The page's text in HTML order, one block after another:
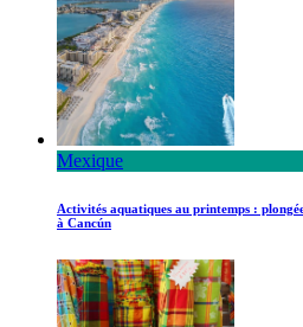
Mexique
Activités aquatiques au printemps :
à Cancún